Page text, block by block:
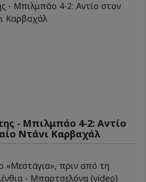
- Μπιλμπάο 4-2: Αντίο
Ντάνι Καρβαχάλ